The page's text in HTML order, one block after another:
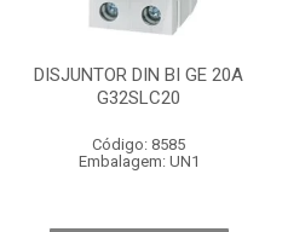
DISJUNTOR DIN BI GE 20A
G32SLC20
Código: 8585
Embalagem: UN1